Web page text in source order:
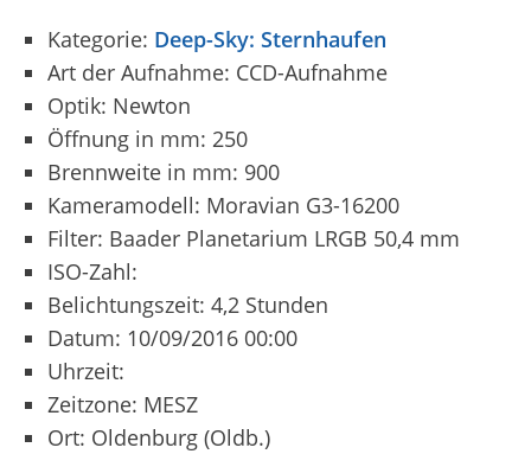
Kategorie: Deep-Sky: Sternhaufen
Art der Aufnahme: CCD-Aufnahme
Optik: Newton
Öffnung in mm: 250
Brennweite in mm: 900
Kameramodell: Moravian G3-16200
Filter: Baader Planetarium LRGB 50,4 mm
ISO-Zahl:
Belichtungszeit: 4,2 Stunden
Datum: 10/09/2016 00:00
Uhrzeit:
Zeitzone: MESZ
Ort: Oldenburg (Oldb.)